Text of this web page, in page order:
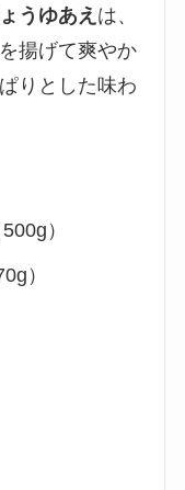
うゆあえ は、
揚げて爽やか
りとした味わ
）
）